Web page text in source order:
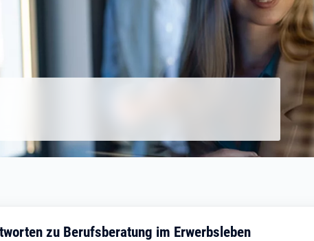
zu Berufsberatung im Erwerbsleben